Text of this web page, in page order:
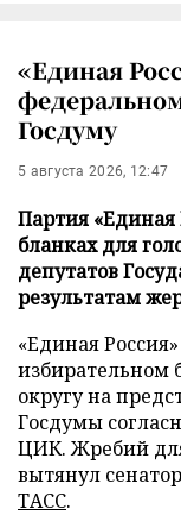
«Единая
Госдуму
5 августа 2026, 12:47
Партия «Единая
бланках для
депутатов
результатам
«Единая
избирательном
округу на
Госдумы
ЦИК. Жребий
вытянул
ТАСС.